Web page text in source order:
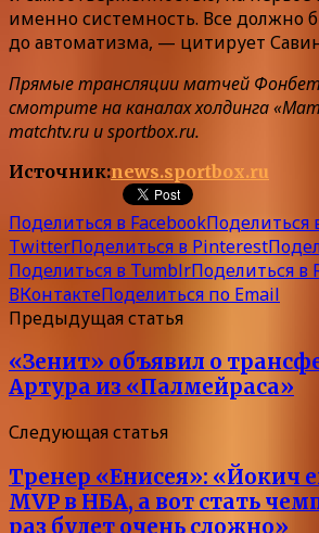
именно системность. Все должно
до автоматизма, — цитирует
Прямые трансляции матчей
смотрите на каналах холдинга
matchtv.ru и sportbox.ru.
Источник:news.sportbox.ru
Поделиться в FacebookПоделиться
TwitterПоделиться в Pinterest
Поделиться в TumblrПоделиться в
ВКонтактеПоделиться по Email
Предыдущая статья
«Зенит» объявил о
Артура из «Палмейраса»
Следующая статья
Тренер «Енисея»: «Йокич
MVP в НБА, а вот стать
раз будет очень сложно»